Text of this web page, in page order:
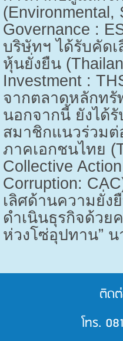
(Environmental,
Governance :
บริษัทฯ ได้รับคัด
หุ้นยั่งยืน (
Investment :
จากตลาดหลักทรั
นอกจากนี้ ยังได้
สมาชิกแนวร่วม
ภาคเอกชนไทย (
Collective
Corruption:
เลิศด้านความยั่ง
ดำเนินธุรกิจด้วย
ห่วงโซ่อุปทาน”
ติด
โทร.